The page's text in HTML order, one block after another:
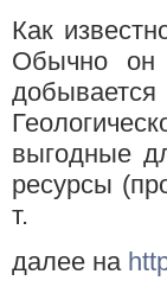
Как
Обычно он
выгодные
ресурсы
т.
далее на